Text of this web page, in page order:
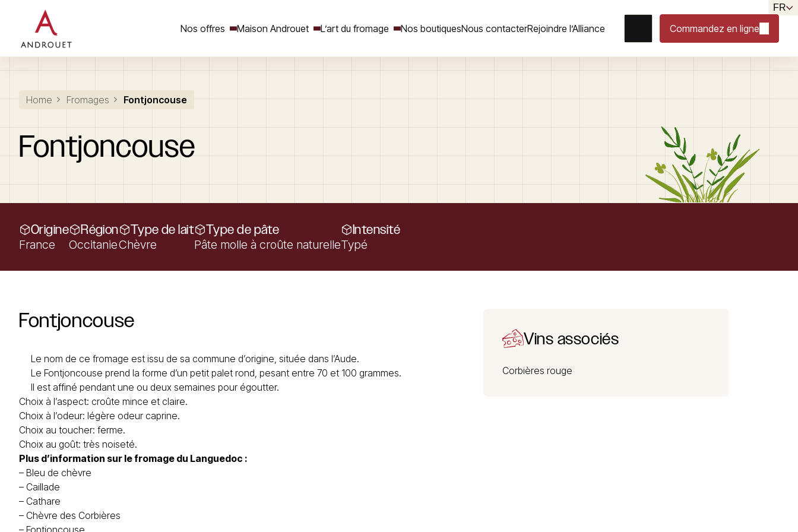
Nos offres Maison Androuet L’art du fromage Nos boutiquesNous contacterRejoindre l’Alliance Commandez en ligne
FR
Rechercher un mot clé
Home Fromages Fontjoncouse
Fontjoncouse
Origine
France
Région
Occitanie
Type de lait
Chèvre
Type de pâte
Pâte molle à croûte naturelle
Intensité
Typé
Fontjoncouse
Le nom de ce fromage est issu de sa commune d’origine, située dans l’Aude.
Le Fontjoncouse prend la forme d’un petit palet rond, pesant entre 70 et 100 grammes.
Il est affiné pendant une ou deux semaines pour égoutter.
Choix à l’aspect: croûte mince et claire.
Choix à l’odeur: légère odeur caprine.
Choix au toucher: ferme.
Choix au goût: très noiseté.
Plus d’information sur lefromage du Languedoc :
– Bleu de chèvre
– Caillade
– Cathare
– Chèvre des Corbières
– Fontjoncouse
Vins associés
Corbières rouge